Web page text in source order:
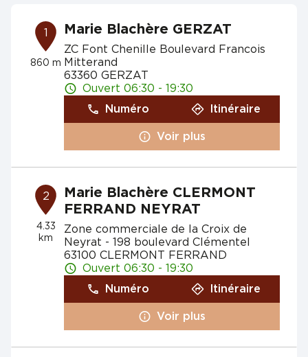
1
860 m
Marie Blachère GERZAT
ZC Font Chenille Boulevard Francois
Mitterand
63360 GERZAT
Ouvert 06:30 - 19:30
Numéro
Itinéraire
Voir plus
2
4.33
km
Marie Blachère CLERMONT
FERRAND NEYRAT
Zone commerciale de la Croix de
Neyrat - 198 boulevard Clémentel
63100 CLERMONT FERRAND
Ouvert 06:30 - 19:30
Numéro
Itinéraire
Voir plus